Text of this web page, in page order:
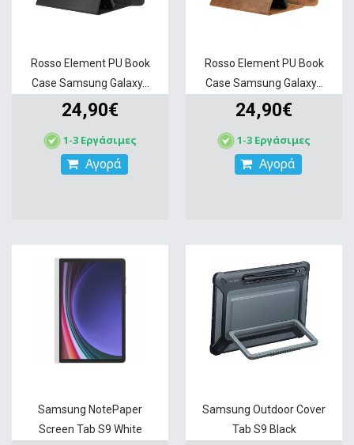
Rosso Element PU Book
Case Samsung Galaxy...
24,90€
1-3 Εργάσιμες
Αγορά
Rosso Element PU Book
Case Samsung Galaxy...
24,90€
1-3 Εργάσιμες
Αγορά
Samsung NotePaper
Screen Tab S9 White
Samsung Outdoor Cover
Tab S9 Black